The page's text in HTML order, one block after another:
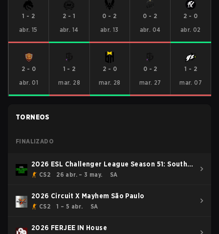
1 - 2
abr. 15
2 - 1
abr. 14
0 - 2
abr. 13
0 - 2
abr. 04
2 - 0
abr. 02
2 - 0
abr. 01
1 - 2
mar. 28
2 - 0
mar. 28
0 - 2
mar. 27
1 - 2
mar. 07
TORNEOS
FINALIZADO
2026 ESL Challenger League Season 51: South
America - Cup #4
CS2 26 abr. – 3 may. SA
2026 Circuit X Mayhem São Paulo
CS2 1 – 5 abr. SA
2026 FERJEE IN House